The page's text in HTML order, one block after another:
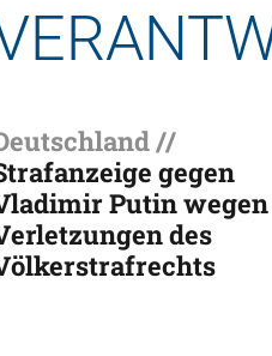
//
gegen
Putin wegen
des